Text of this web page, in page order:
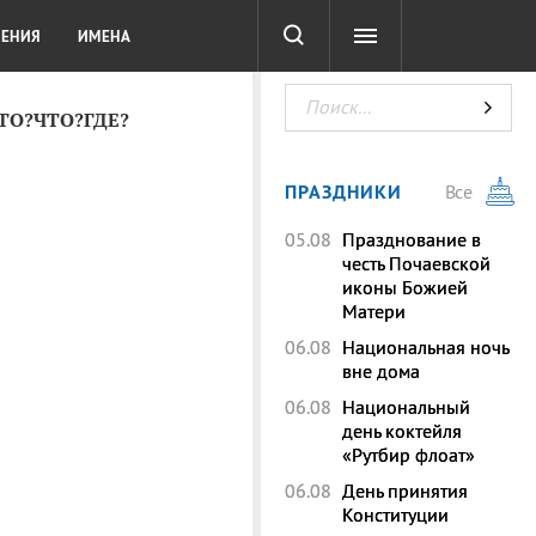
ТЕСТЫ
ИМЕНА
ПРАЗДНИКИ
Все
05.08 Празднование в
честь Почаевской
иконы Божией
Матери
06.08 Национальная ночь
вне дома
06.08 Национальный
день коктейля
«Рутбир флоат»
06.08 День принятия
Конституции